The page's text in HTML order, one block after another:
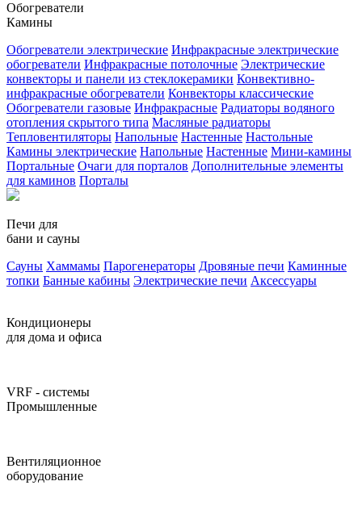
Обогреватели
Камины
Обогреватели электрические Инфракрасные электрические
обогреватели Инфракрасные потолочные Электрические
конвекторы и панели из стеклокерамики Конвективно-
инфракрасные обогреватели Конвекторы классические
Обогреватели газовые Инфракрасные Радиаторы водяного
отопления скрытого типа Масляные радиаторы
Тепловентиляторы Напольные Настенные Настольные
Камины электрические Напольные Настенные Мини-камины
Портальные Очаги для порталов Дополнительные элементы
для каминов Порталы
Печи для
бани и сауны
Сауны Хаммамы Парогенераторы Дровяные печи Каминные
топки Банные кабины Электрические печи Аксессуары
Кондиционеры
для дома и офиса
VRF - системы
Промышленные
Вентиляционное
оборудование